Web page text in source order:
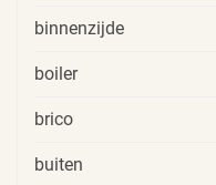
binnenzijde
boiler
brico
buiten